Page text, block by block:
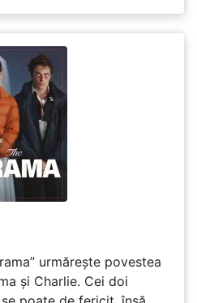
urmărește povestea
și Charlie. Cei doi